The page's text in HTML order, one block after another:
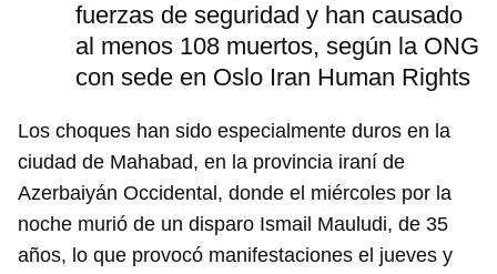
fuerzas de seguridad y han causado
al menos 108 muertos, según la ONG
con sede en Oslo Iran Human Rights
Los choques han sido especialmente duros en la
ciudad de Mahabad, en la provincia iraní de
Azerbaiyán Occidental, donde el miércoles por la
noche murió de un disparo Ismail Mauludi, de 35
años, lo que provocó manifestaciones el jueves y